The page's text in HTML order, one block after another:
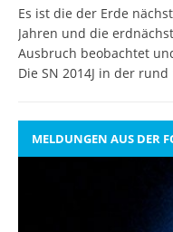
Es ist die der Erde
Jahren und die
Ausbruch beobachtet
Die SN 2014J in der rund
MELDUNGEN AUS DER